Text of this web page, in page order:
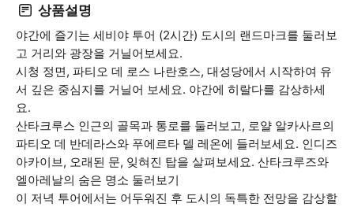
상품설명
야간에 즐기는 세비야 투어 (2시간) 도시의 랜드마크를 둘러보
고 거리와 광장을 거닐어보세요.
시청 정면, 파티오 데 로스 나란호스, 대성당에서 시작하여 유
서 깊은 중심지를 거닐어 보세요. 야간에 히랄다를 감상하세
요.
산타크루스 인근의 골목과 통로를 둘러보고, 로얄 알카사르의
파티오 데 반데라스와 푸에르타 델 레온에 들러보세요. 인디즈
아카이브, 오래된 문, 잊혀진 탑을 살펴보세요. 산타크루즈와
엘아레날의 숨은 명소 둘러보기
이 저녁 투어에서는 어두워진 후 도시의 독특한 전망을 감상할